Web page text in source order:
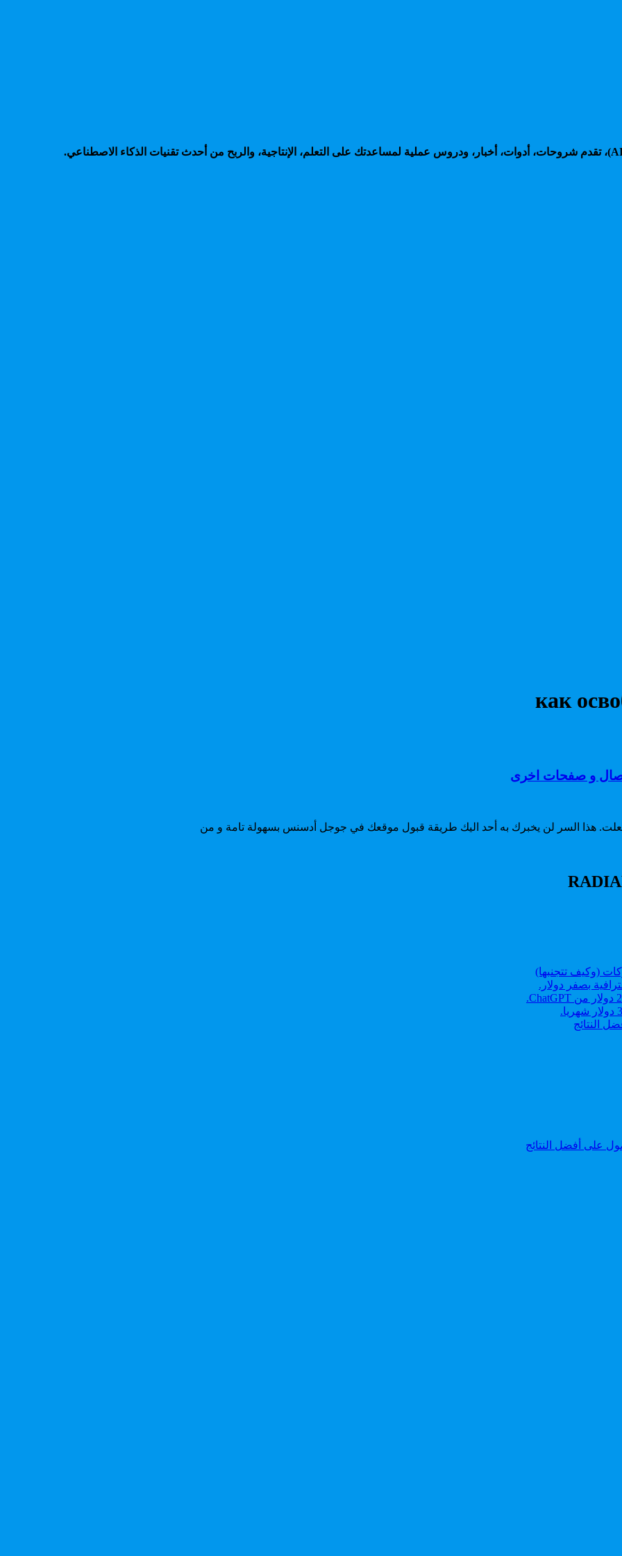
как
و صفحات اخرى
هذا السر لن يخبرك به أحد اليك طريقة قبول موقعك في جوجل أدسنس بسهولة تامة و من
بصفر دولار.
النتائج
على أفضل النتائج